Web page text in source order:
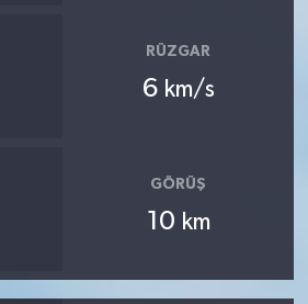
RÜZGAR
6 km/s
GÖRÜŞ
10 km